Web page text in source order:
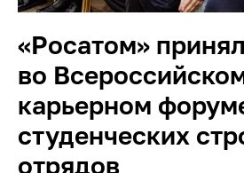
«Росатом»
во
карьерном
студенческих
отрядов